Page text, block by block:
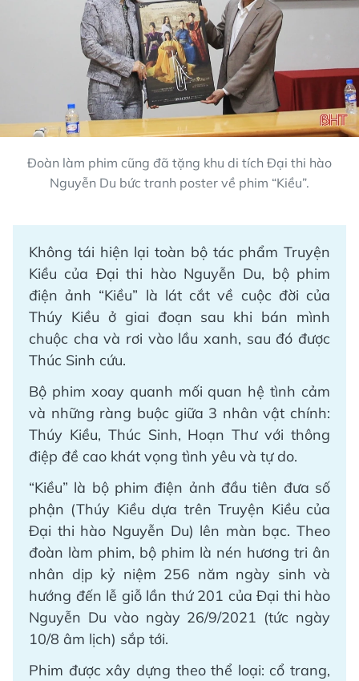
Đoàn làm phim cũng đã tặng khu di tích Đại thi hào
Nguyễn Du bức tranh poster về phim “Kiều”.
Không tái hiện lại toàn bộ tác phẩm Truyện
Kiều của Đại thi hào Nguyễn Du, bộ phim
điện ảnh “Kiều” là lát cắt về cuộc đời của
Thúy Kiều ở giai đoạn sau khi bán mình
chuộc cha và rơi vào lầu xanh, sau đó được
Thúc Sinh cứu.
Bộ phim xoay quanh mối quan hệ tình cảm
và những ràng buộc giữa 3 nhân vật chính:
Thúy Kiều, Thúc Sinh, Hoạn Thư với thông
điệp đề cao khát vọng tình yêu và tự do.
“Kiều” là bộ phim điện ảnh đầu tiên đưa số
phận (Thúy Kiều dựa trên Truyện Kiều của
Đại thi hào Nguyễn Du) lên màn bạc. Theo
đoàn làm phim, bộ phim là nén hương tri ân
nhân dịp kỷ niệm 256 năm ngày sinh và
hướng đến lễ giỗ lần thứ 201 của Đại thi hào
Nguyễn Du vào ngày 26/9/2021 (tức ngày
10/8 âm lịch) sắp tới.
Phim được xây dựng theo thể loại: cổ trang,